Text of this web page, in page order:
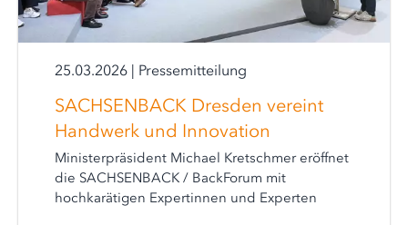
25.03.2026 | Pressemitteilung
SACHSENBACK Dresden vereint
Handwerk und Innovation
Ministerpräsident Michael Kretschmer eröffnet
die SACHSENBACK / BackForum mit
hochkarätigen Expertinnen und Experten